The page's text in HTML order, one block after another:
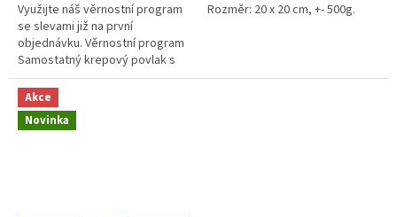
Využijte náš věrnostní program
se slevami již na první
objednávku. Věrnostní program
Samostatný krepový povlak s
dětským motivem na polštář
40x40 cm se zapínáním na zip.
Je...
Rozměr: 20 x 20 cm, +- 500g.
Akce
Novinka